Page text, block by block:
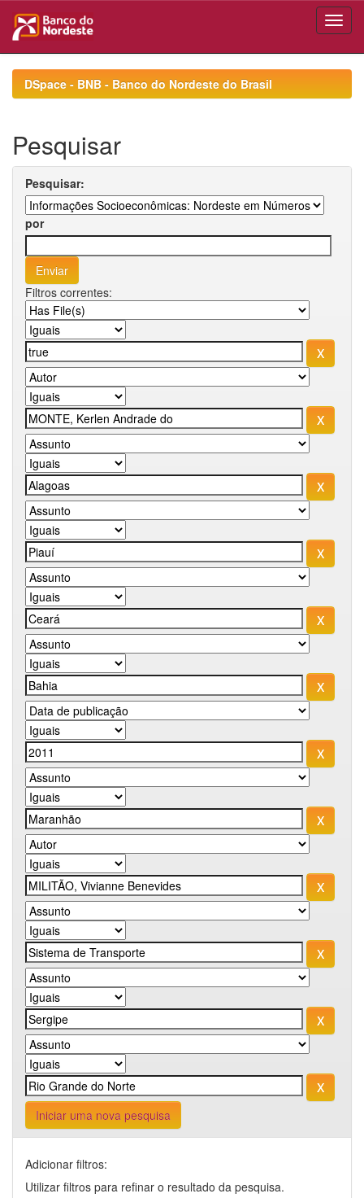
navigationDSpace - BNB - Banco do Nordeste do Brasil
Pesquisar
Pesquisar:
por
Filtros correntes:
Iniciar uma nova pesquisa
Adicionar filtros:
Utilizar filtros para refinar o resultado da pesquisa.